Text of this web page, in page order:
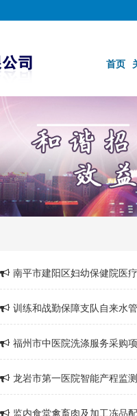
首页
南平市建阳区妇幼保健院医
训练和战勤保障支队自来水
福州市中医院洗涤服务采购
龙岩市第一医院智能产程监
监内食堂禽畜肉及加工冻品